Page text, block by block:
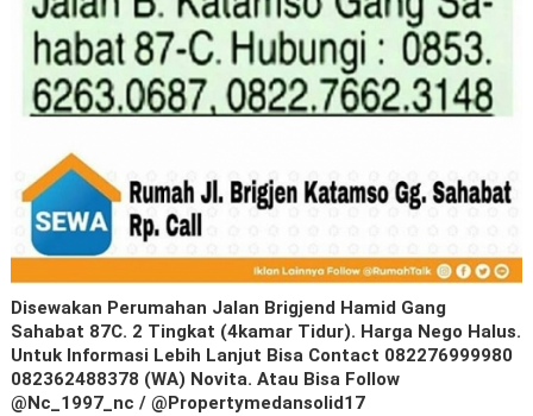
Disewakan Perumahan Jalan Brigjend Hamid Gang
Sahabat 87C. 2 Tingkat (4kamar Tidur). Harga Nego Halus.
Untuk Informasi Lebih Lanjut Bisa Contact 082276999980
082362488378 (WA) Novita. Atau Bisa Follow
@nc_1997_nc / @propertymedansolid17